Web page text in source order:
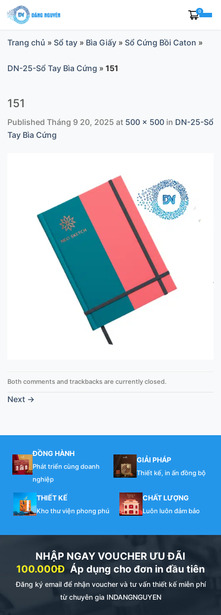
Skip
to
0
Trang chủ » Sổ tay » Bìa Giấy » Sổ Cứng Bồi Caton »
DN-25-Sổ Tay Bìa Cứng » 151
151
Published Tháng 9 20, 2025 at 500 × 500 in DN-25-Sổ
Tay Bìa Cứng
Both comments and trackbacks are currently closed.
Next →
ĐỒNG HÀNH
Phát triển cùng doanh
nghiệp
GIẢI PHÁP
Thiết kế, in ấn đồng bộ
THIẾT KẾ
Kho thư viện phong phú
CHẤT LƯỢNG
Luôn luôn đảm bảo
NHẬP NGAY VOUCHER ƯU ĐÃI
100.000Đ Áp dụng cho đơn in đầu tiên
Đăng ký email để nhận voucher và tư vấn thiết kế miễn phí
từ chuyên gia INDANGNGUYEN